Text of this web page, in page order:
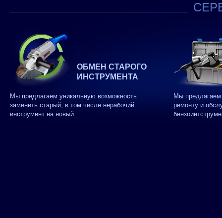
ОБМЕН СТАРОГО
ИНСТРУМЕНТА
Мы предлагаем уникальную возможность
заменить старый, в том числе нерабочий
инструмент на новый.
Мы
ремонту и